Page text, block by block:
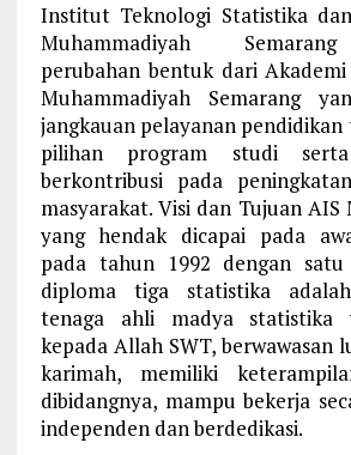
Institut Teknologi Statistika
Muhammadiyah
perubahan bentuk dari
Muhammadiyah Semarang
jangkauan pelayanan
pilihan program studi
berkontribusi pada
masyarakat. Visi dan Tujuan AIS
yang hendak dicapai pada
pada tahun 1992 dengan
diploma tiga statistika
tenaga ahli madya statistika
kepada Allah SWT, berwawasan
karimah, memiliki
dibidangnya, mampu bekerja
independen dan berdedikasi.